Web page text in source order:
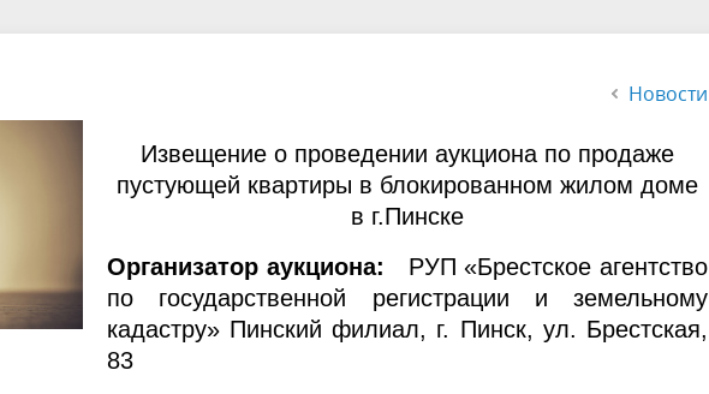
Об использовании воздушного
Новости
Извещение о проведении аукциона по продаже
пустующей квартиры в блокированном жилом доме
в г.Пинске
Организатор аукциона:
РУП «Брестское агентство
по государственной регистрации и земельному
кадастру» Пинский филиал, г. Пинск, ул. Брестская,
83